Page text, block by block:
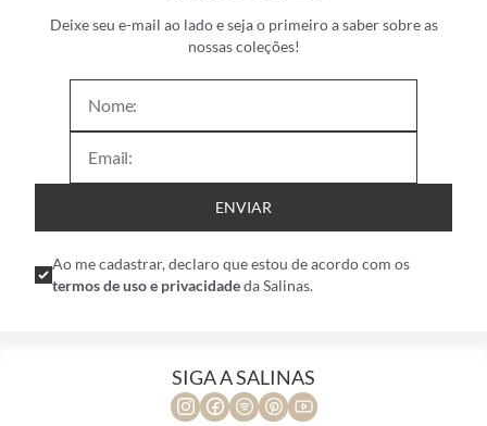
Deixe seu e-mail ao lado e seja o primeiro a saber sobre as
nossas coleções!
ENVIAR
Ao me cadastrar, declaro que estou de acordo com os
termos de uso e privacidadeda Salinas.
SIGA A SALINAS